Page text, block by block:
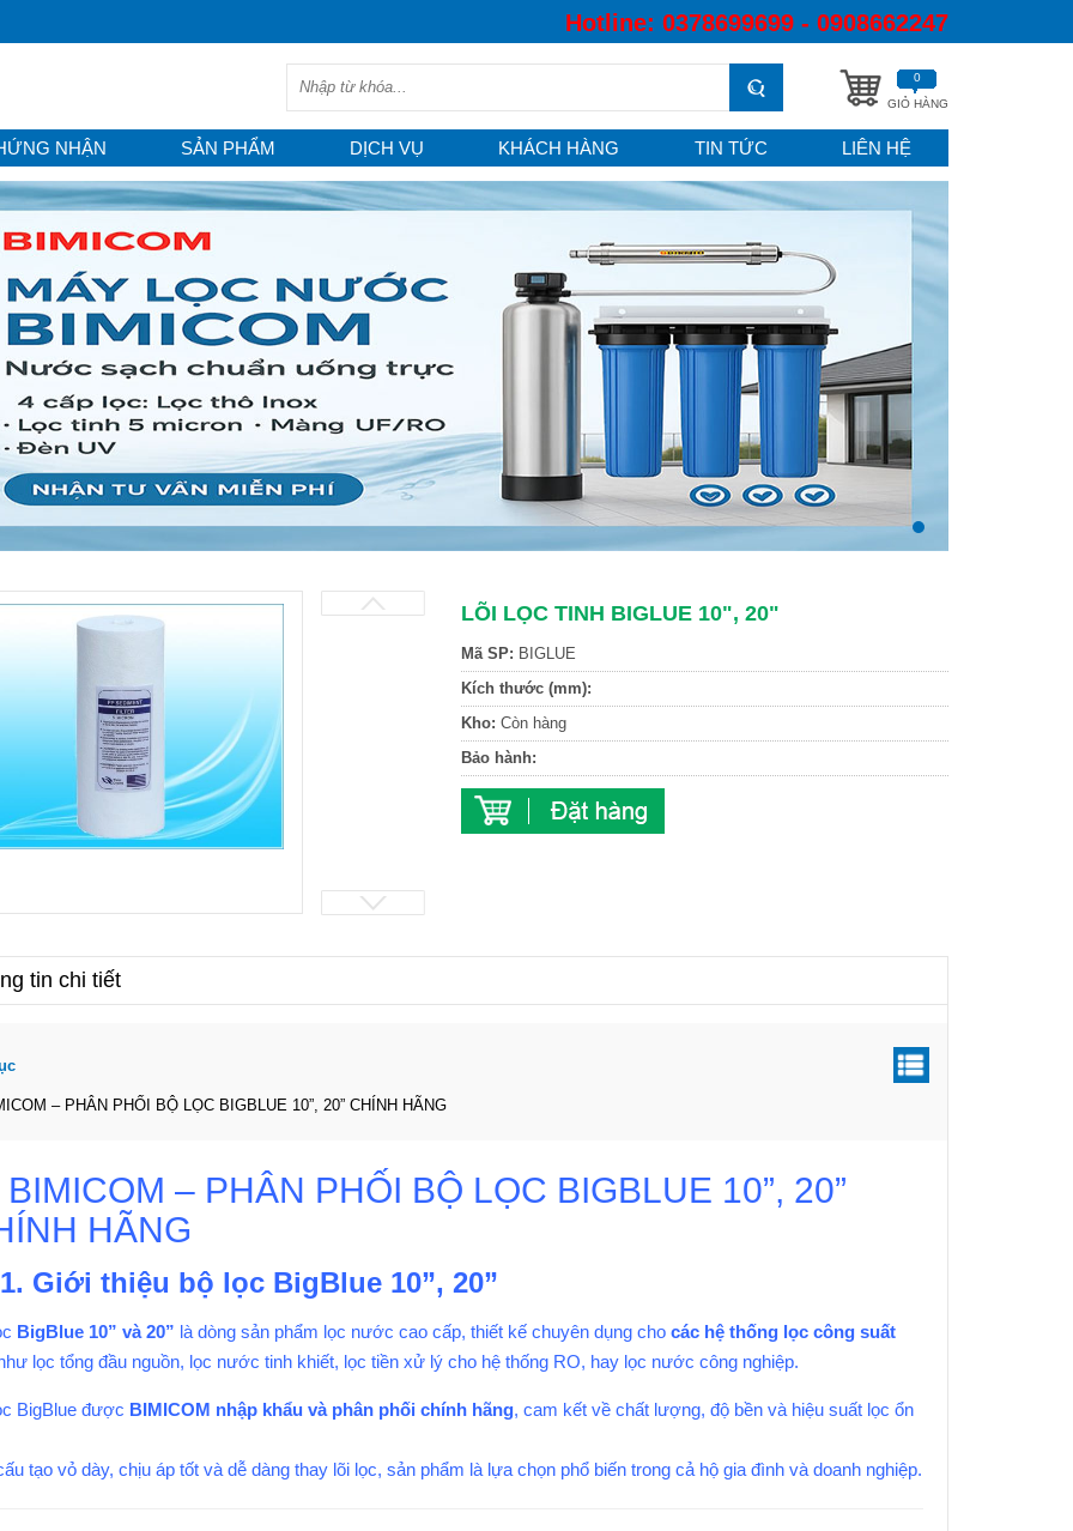
Hotline: 0378699699 - 0908662247
GIỎ HÀNG
0
NHẬN SẢN PHẨM DỊCH VỤ KHÁCH HÀNG TIN TỨC LIÊN HỆ
LÕI LỌC TINH BIGLUE 10", 20"
Mã SP: BIGLUE
Kích thước (mm):
Kho: Còn hàng
Bảo hành:
tin chi tiết
– PHÂN PHỐI BỘ LỌC BIGBLUE 10”, 20” CHÍNH HÃNG
BIMICOM – PHÂN PHỐI BỘ LỌC BIGBLUE 10”, 20”
HÃNG
1. Giới thiệu bộ lọc BigBlue 10”, 20”
BigBlue 10” và 20” là dòng sản phẩm lọc nước cao cấp, thiết kế chuyên dụng cho các hệ thống lọc công suất
lọc tổng đầu nguồn, lọc nước tinh khiết, lọc tiền xử lý cho hệ thống RO, hay lọc nước công nghiệp.
BigBlue được BIMICOM nhập khẩu và phân phối chính hãng, cam kết về chất lượng, độ bền và hiệu suất lọc ổn
tạo vỏ dày, chịu áp tốt và dễ dàng thay lõi lọc, sản phẩm là lựa chọn phổ biến trong cả hộ gia đình và doanh nghiệp.